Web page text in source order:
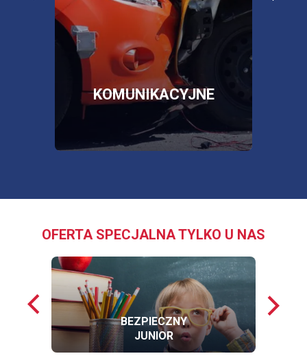
KOMUNIKACYJNE
SKLEP
OTWORZY
SIĘ
W
NOWEJ
KARCIE
OFERTA SPECJALNA TYLKO U NAS
Poprzednie
loga
BEZPIECZNY
JUNIOR
loga